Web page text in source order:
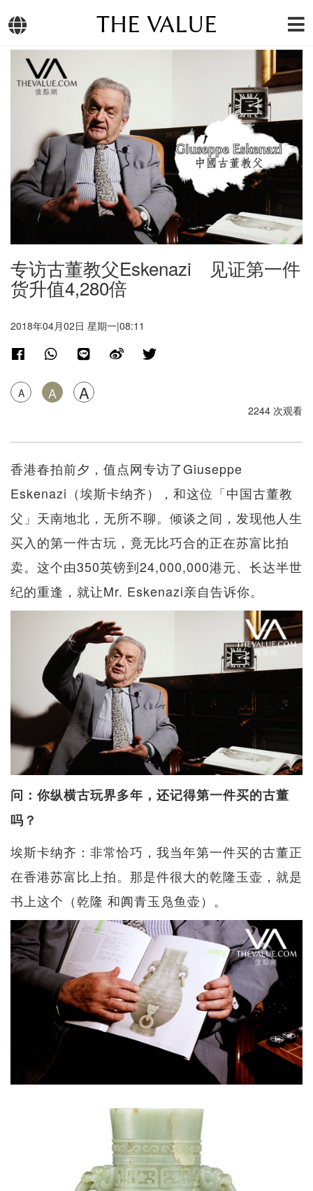
THE VALUE
专访古董教父Eskenazi 见证第一件
货升值4,280倍
2018年04月02日 星期一|08:11
A A A
2244 次观看
香港春拍前夕，值点网专访了Giuseppe
Eskenazi（埃斯卡纳齐），和这位「中国古董教
父」天南地北，无所不聊。倾谈之间，发现他人生
买入的第一件古玩，竟无比巧合的正在苏富比拍
卖。这个由350英镑到24,000,000港元、长达半世
纪的重逢，就让Mr. Eskenazi亲自告诉你。
问：你纵横古玩界多年，还记得第一件买的古董
吗？
埃斯卡纳齐：非常恰巧，我当年第一件买的古董正
在香港苏富比上拍。那是件很大的乾隆玉壶，就是
书上这个（乾隆 和阗青玉凫鱼壶）。